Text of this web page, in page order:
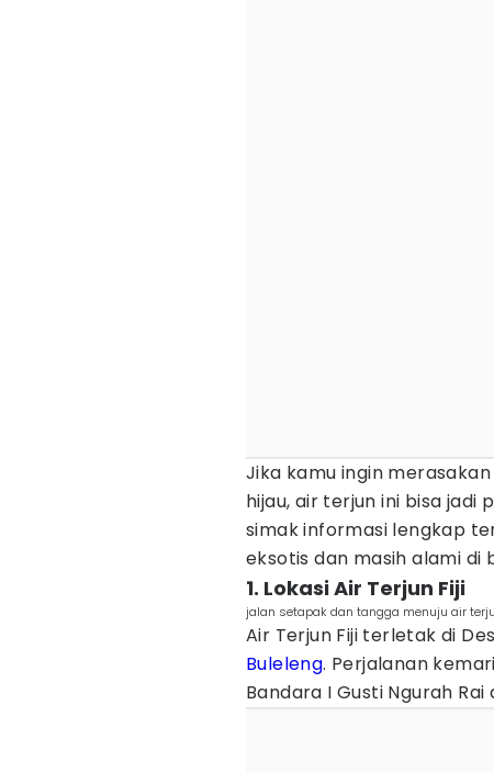
Jika kamu ingin
hijau, air terjun ini bisa jadi
simak informasi lengkap
eksotis dan masih alami di
1. Lokasi Air Terjun Fiji
jalan setapak dan tangga menuju air
Air Terjun Fiji terletak di
Buleleng. Perjalanan
Bandara I Gusti Ngurah